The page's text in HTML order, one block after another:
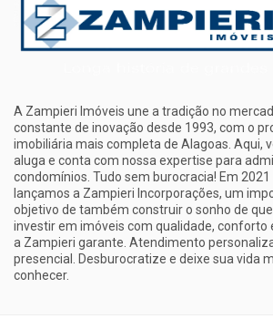
A Zampieri Imóveis une a tradição no
constante de inovação desde 1993, com o
imobiliária mais completa de Alagoas. Aqui,
aluga e conta com nossa expertise para
condomínios. Tudo sem burocracia! Em
lançamos a Zampieri Incorporações, um
objetivo de também construir o sonho de
investir em imóveis com qualidade, conforto
a Zampieri garante. Atendimento
presencial. Desburocratize e deixe sua vida
conhecer.